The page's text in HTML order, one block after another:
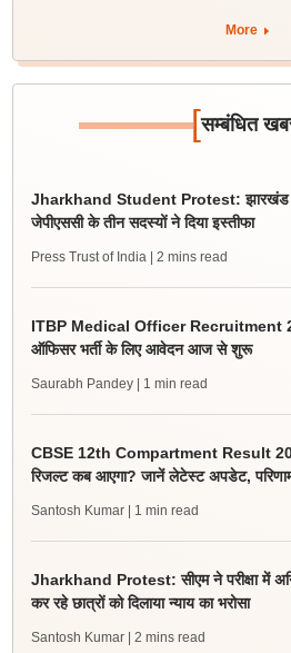
More
[सम्बंधित
Jharkhand Student Protest: झारखंड
जेपीएससी के तीन सदस्यों ने दिया इस्तीफा
Press Trust of India | 2 mins read
ITBP Medical Officer Recruitment
ऑफिसर भर्ती के लिए आवेदन आज से शुरू
Saurabh Pandey | 1 min read
CBSE 12th Compartment Result
रिजल्ट कब आएगा? जानें लेटेस्ट अपडेट,
Santosh Kumar | 1 min read
Jharkhand Protest: सीएम ने परीक्षा में
कर रहे छात्रों को दिलाया न्याय का भरोसा
Santosh Kumar | 2 mins read